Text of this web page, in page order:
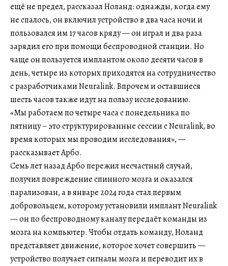
ещё не предел, рассказал Ноланд: однажды, когда ему
не спалось, он включил устройство в два часа ночи и
пользовался им 17 часов кряду — он играл и два раза
зарядил его при помощи беспроводной станции. Но
чаще он пользуется имплантом около десяти часов в
день, четыре из которых приходятся на сотрудничество
с разработчиками Neuralink. Впрочем и оставшиеся
шесть часов также идут на пользу исследованию.
«Мы работаем по четыре часа с понедельника по
пятницу – это структурированные сессии с Neuralink, во
время которых мы проводим исследования», —
рассказывает Арбо.
Семь лет назад Арбо пережил несчастный случай,
получил повреждение спинного мозга и оказался
парализован, а в январе 2024 года стал первым
добровольцем, которому установили имплант Neuralink
— он по беспроводному каналу передаёт команды из
мозга на компьютер. Чтобы отдать команду, Ноланд
представляет движение, которое хочет совершить —
устройство получает сигналы мозга и переводит их в